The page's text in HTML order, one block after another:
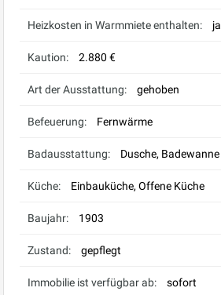
Heizkosten in Warmmiete enthalten: ja
Kaution: 2.880 €
Art der Ausstattung: gehoben
Befeuerung: Fernwärme
Badausstattung: Dusche, Badewanne
Küche: Einbauküche, Offene Küche
Baujahr: 1903
Zustand: gepflegt
Immobilie ist verfügbar ab: sofort